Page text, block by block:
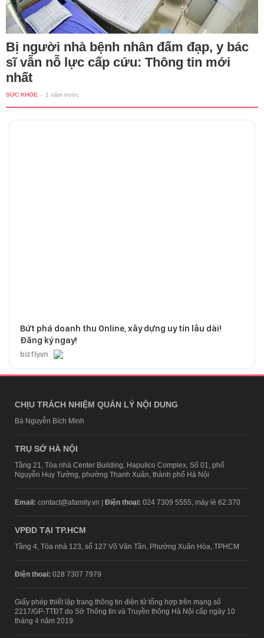
Bị người nhà bệnh nhân đấm đạp, y bác
sĩ vẫn nỗ lực cấp cứu: Thông tin mới
nhất
SỨC KHỎE - 1 năm trước
Bứt phá doanh thu Online, xây dựng uy tín lâu dài!
Đăng ký ngay!
bizfly.vn
CHỊU TRÁCH NHIỆM QUẢN LÝ NỘI DUNG
Bà Nguyễn Bích Minh
TRỤ SỞ HÀ NỘI
Tầng 21, Tòa nhà Center Building, Hapulico Complex, Số 01, phố
Nguyễn Huy Tưởng, phường Thanh Xuân, thành phố Hà Nội
Email: contact@afamily.vn | Điện thoại: 024 7309 5555, máy lẻ 62.370
VPĐD TẠI TP.HCM
Tầng 4, Tòa nhà 123, số 127 Võ Văn Tần, Phường Xuân Hòa, TPHCM
Điện thoại: 028 7307 7979
Giấy phép thiết lập trang thông tin điện tử tổng hợp trên mạng số
2217/GP-TTĐT do Sở Thông tin và Truyền thông Hà Nội cấp ngày 10
tháng 4 năm 2019